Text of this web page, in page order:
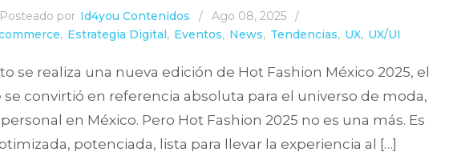
Posteado por Id4you Contenidos / Ago 08, 2025
/
, Estrategia Digital, Eventos, News, Tendencias, UX, UX/UI
se realiza una nueva edición de Hot Fashion México 2025, el
convirtió en referencia absoluta para el universo de moda,
en México. Pero Hot Fashion 2025 no es una más. Es
potenciada, lista para llevar la experiencia al […]